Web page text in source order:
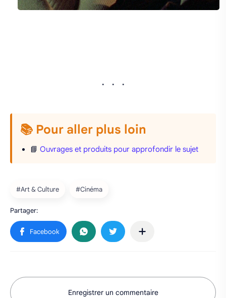
📚 Pour aller plus loin
📘 Ouvrages et produits pour approfondir le sujet
Enregistrer un commentaire